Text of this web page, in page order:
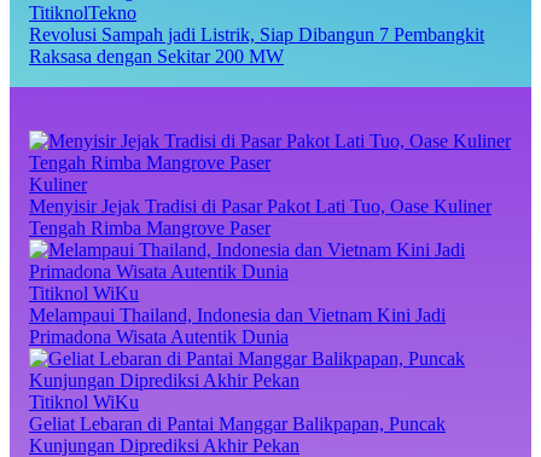
TitiknolTekno
Revolusi Sampah jadi Listrik, Siap Dibangun 7 Pembangkit
Raksasa dengan Sekitar 200 MW
Kuliner
Menyisir Jejak Tradisi di Pasar Pakot Lati Tuo, Oase Kuliner
Tengah Rimba Mangrove Paser
Titiknol WiKu
Melampaui Thailand, Indonesia dan Vietnam Kini Jadi
Primadona Wisata Autentik Dunia
Titiknol WiKu
Geliat Lebaran di Pantai Manggar Balikpapan, Puncak
Kunjungan Diprediksi Akhir Pekan